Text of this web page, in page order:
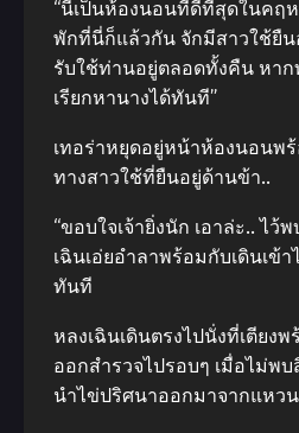
“นี่เป็นห้องนอนที่ดีที่สุดในคฤ
พักที่นี่ก็แล้วกัน จักมีสาวใช้ยื
รับใช้ท่านอยู่ตลอดทั้งคืน หาก
เรียกหานางได้ทันที”
เทอร่าหยุดอยู่หน้าห้องนอนพ
ทางสาวใช้ที่ยืนอยู่ด้านข้า..
“ขอบใจเจ้ายิ่งนัก เอาล่ะ.. ไว้
เฉินเอ่ยอำลาพร้อมกับเดินเข้
ทันที
หลงเฉินเดินตรงไปนั่งที่เตียง
ออกสำรวจไปรอบๆ เมื่อไม่พบ
นำไข่ปริศนาออกมาจากแหว